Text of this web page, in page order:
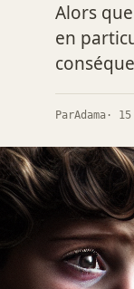
Alors
en
ParAdama ·